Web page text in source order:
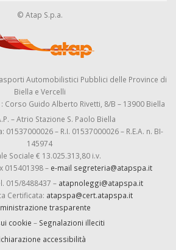
© Atap S.p.a.
Automobilistici Pubblici delle Province di
Biella e Vercelli
Corso Guido Alberto Rivetti, 8/B – 13900 Biella
– Atrio Stazione S. Paolo Biella
– R.I. 01537000026 – R.E.A. n. BI-
145974
Sociale € 13.025.313,80 i.v.
015401398 – e-mail segreteria@atapspa.it
015/8488437 – atapnoleggi@atapspa.it
Certificata: atapspa@cert.atapspa.it
trasparente
cookie – Segnalazioni illeciti
accessibilità